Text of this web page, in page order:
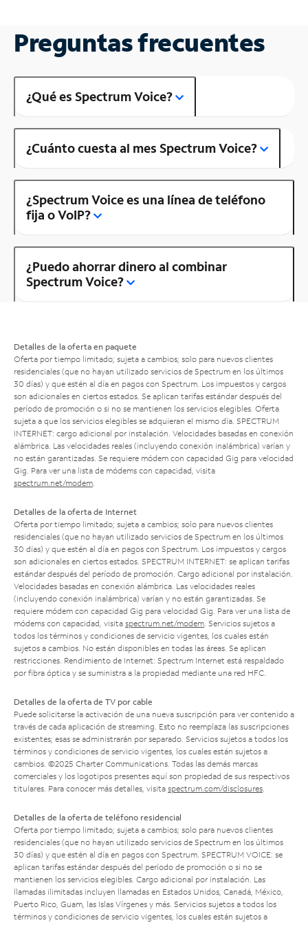
Preguntas frecuentes
¿Qué es Spectrum Voice?
¿Cuánto cuesta al mes Spectrum Voice?
¿Spectrum Voice es una línea de teléfono
fija o VoIP?
¿Puedo ahorrar dinero al combinar
Spectrum Voice?
Detalles de la oferta en paquete
Oferta por tiempo limitado; sujeta a cambios; solo para nuevos clientes
residenciales (que no hayan utilizado servicios de Spectrum en los últimos
30 días) y que estén al día en pagos con Spectrum. Los impuestos y cargos
son adicionales en ciertos estados. Se aplican tarifas estándar después del
período de promoción o si no se mantienen los servicios elegibles. Oferta
sujeta a que los servicios elegibles se adquieran el mismo día. SPECTRUM
INTERNET: cargo adicional por instalación. Velocidades basadas en conexión
alámbrica. Las velocidades reales (incluyendo conexión inalámbrica) varían y
no están garantizadas. Se requiere módem con capacidad Gig para velocidad
Gig. Para ver una lista de módems con capacidad, visita
spectrum.net/modem
Detalles de la oferta de Internet
Oferta por tiempo limitado; sujeta a cambios; solo para nuevos clientes
residenciales (que no hayan utilizado servicios de Spectrum en los últimos
30 días) y que estén al día en pagos con Spectrum. Los impuestos y cargos
son adicionales en ciertos estados. SPECTRUM INTERNET: se aplican tarifas
estándar después del período de promoción. Cargo adicional por instalación.
Velocidades basadas en conexión alámbrica. Las velocidades reales
(incluyendo conexión inalámbrica) varían y no están garantizadas. Se
requiere módem con capacidad Gig para velocidad Gig. Para ver una lista de
módems con capacidad, visita spectrum.net/modem . Servicios sujetos a
todos los términos y condiciones de servicio vigentes, los cuales están
sujetos a cambios. No están disponibles en todas las áreas. Se aplican
restricciones. Rendimiento de Internet: Spectrum Internet está respaldado
por fibra óptica y se suministra a la propiedad mediante una red HFC.
Detalles de la oferta de TV por cable
Puede solicitarse la activación de una nueva suscripción para ver contenido a
través de cada aplicación de streaming. Esto no reemplaza las suscripciones
existentes; esas se administrarán por separado. Servicios sujetos a todos los
términos y condiciones de servicio vigentes, los cuales están sujetos a
cambios. ©2025 Charter Communications. Todas las demás marcas
comerciales y los logotipos presentes aquí son propiedad de sus respectivos
titulares. Para conocer más detalles, visita spectrum.com/disclosures
Detalles de la oferta de teléfono residencial
Oferta por tiempo limitado; sujeta a cambios; solo para nuevos clientes
residenciales (que no hayan utilizado servicios de Spectrum en los últimos
30 días) y que estén al día en pagos con Spectrum. SPECTRUM VOICE: se
aplican tarifas estándar después del período de promoción o si no se
mantienen los servicios elegibles. Cargo adicional por instalación. Las
llamadas ilimitadas incluyen llamadas en Estados Unidos, Canadá, México,
Puerto Rico, Guam, las Islas Vírgenes y más. Servicios sujetos a todos los
términos y condiciones de servicio vigentes, los cuales están sujetos a